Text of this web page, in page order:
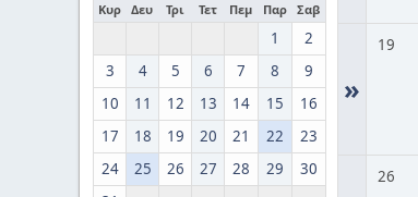
Κυρ Δευ Τρι Τετ Πεμ Παρ Σαβ
1
2
3
4 5 6 7 8
9
10
11 12 13 14 15
16
17
18 19 20 21 22
23
24
25 26 27 28 29
30
»
19
26